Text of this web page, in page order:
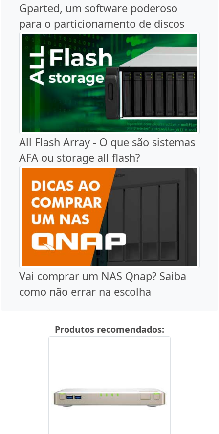
Gparted, um software poderoso
para o particionamento de discos
All Flash Array - O que são sistemas
AFA ou storage all flash?
Vai comprar um NAS Qnap? Saiba
como não errar na escolha
Produtos recomendados: